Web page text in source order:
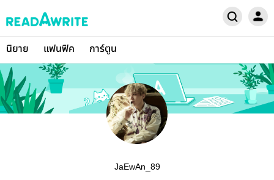
นิยาย แฟนฟิค การ์ตูน
JaEwAn​_89